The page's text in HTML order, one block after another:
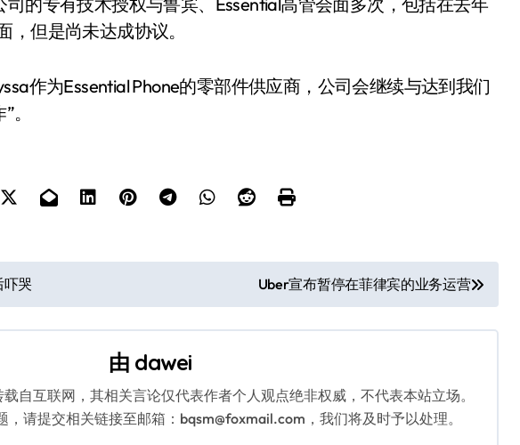
，但是尚未达成协议。
作为Essential Phone的零部件供应商，公司会继续与达到我们
。
吓哭 Uber宣布暂停在菲律宾的业务运营
由 dawei
载自互联网，其相关言论仅代表作者个人观点绝非权威，不代表本站立场。
请提交相关链接至邮箱：bqsm@foxmail.com，我们将及时予以处理。